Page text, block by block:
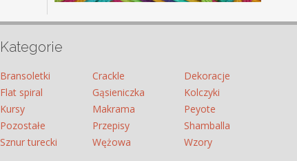
Kategorie
Bransoletki Crackle
Dekoracje
Flat spiral
Gąsieniczka
Kolczyki
Kursy
Makrama
Peyote
Pozostałe
Przepisy
Shamballa
Sznur turecki
Wężowa Wzory